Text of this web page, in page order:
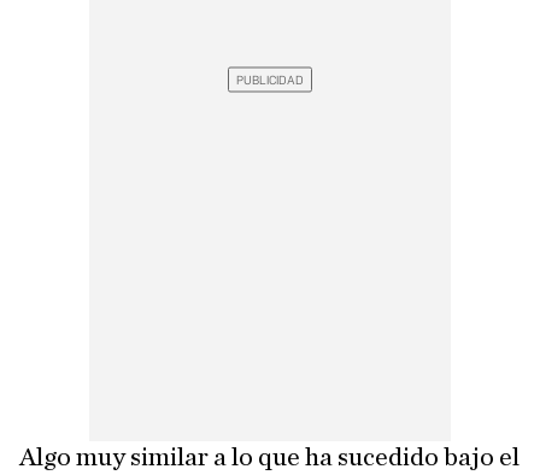
Algo muy similar a lo que ha sucedido bajo el